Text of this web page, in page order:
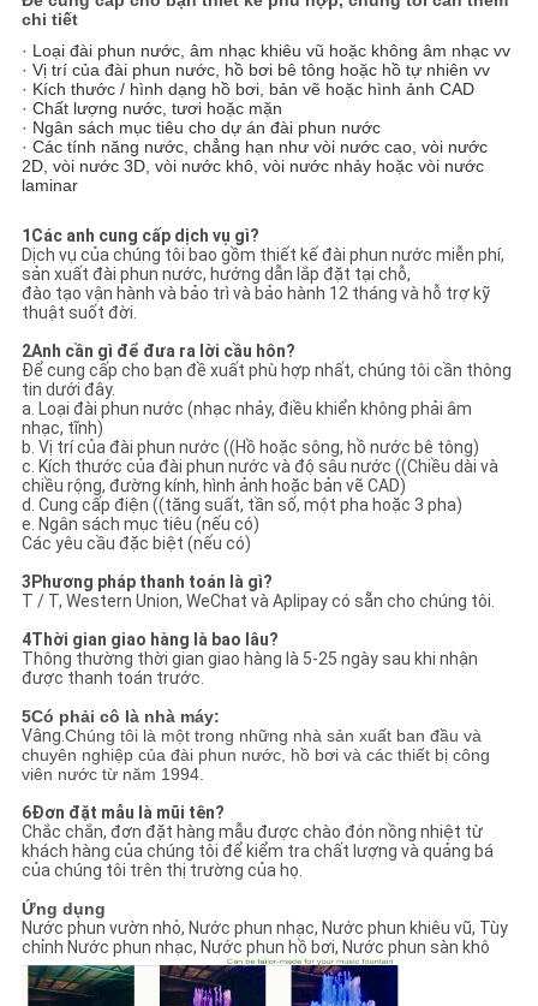
chi tiết
· Loại đài phun nước, âm nhạc khiêu vũ hoặc không âm nhạc vv
· Vị trí của đài phun nước, hồ bơi bê tông hoặc hồ tự nhiên vv
· Kích thước / hình dạng hồ bơi, bản vẽ hoặc hình ảnh CAD
· Chất lượng nước, tươi hoặc mặn
· Ngân sách mục tiêu cho dự án đài phun nước
· Các tính năng nước, chẳng hạn như vòi nước cao, vòi nước
2D, vòi nước 3D, vòi nước khô, vòi nước nhảy hoặc vòi nước
laminar
1Các anh cung cấp dịch vụ gì?
Dịch vụ của chúng tôi bao gồm thiết kế đài phun nước miễn phí,
sản xuất đài phun nước, hướng dẫn lắp đặt tại chỗ,
đào tạo vận hành và bảo trì và bảo hành 12 tháng và hỗ trợ kỹ
thuật suốt đời.
2Anh cần gì để đưa ra lời cầu hôn?
Để cung cấp cho bạn đề xuất phù hợp nhất, chúng tôi cần thông
tin dưới đây.
a. Loại đài phun nước (nhạc nhảy, điều khiển không phải âm
nhạc, tĩnh)
b. Vị trí của đài phun nước ((Hồ hoặc sông, hồ nước bê tông)
c. Kích thước của đài phun nước và độ sâu nước ((Chiều dài và
chiều rộng, đường kính, hình ảnh hoặc bản vẽ CAD)
d. Cung cấp điện ((tăng suất, tần số, một pha hoặc 3 pha)
e. Ngân sách mục tiêu (nếu có)
Các yêu cầu đặc biệt (nếu có)
3Phương pháp thanh toán là gì?
T / T, Western Union, WeChat và Aplipay có sẵn cho chúng tôi.
4Thời gian giao hàng là bao lâu?
Thông thường thời gian giao hàng là 5-25 ngày sau khi nhận
được thanh toán trước.
5Có phải cô là nhà máy:
Vâng. Chúng tôi là một trong những nhà sản xuất ban đầu và
chuyên nghiệp của đài phun nước, hồ bơi và các thiết bị công
viên nước từ năm 1994.
6Đơn đặt mẫu là mũi tên?
Chắc chắn, đơn đặt hàng mẫu được chào đón nồng nhiệt từ
khách hàng của chúng tôi để kiểm tra chất lượng và quảng bá
của chúng tôi trên thị trường của họ.
Ứng dụng
Nước phun vườn nhỏ, Nước phun nhạc, Nước phun khiêu vũ, Tùy
chỉnh Nước phun nhạc, Nước phun hồ bơi, Nước phun sàn khô